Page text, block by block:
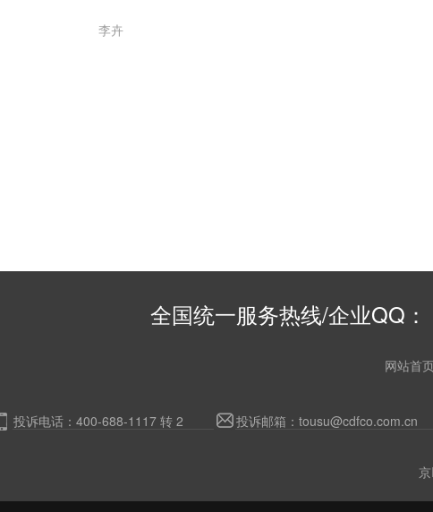
李卉
全国统一服务热线/企业QQ
网站首
投诉电话：400-688-1117 转 2 投诉邮箱：tousu@cdfco.com.cn